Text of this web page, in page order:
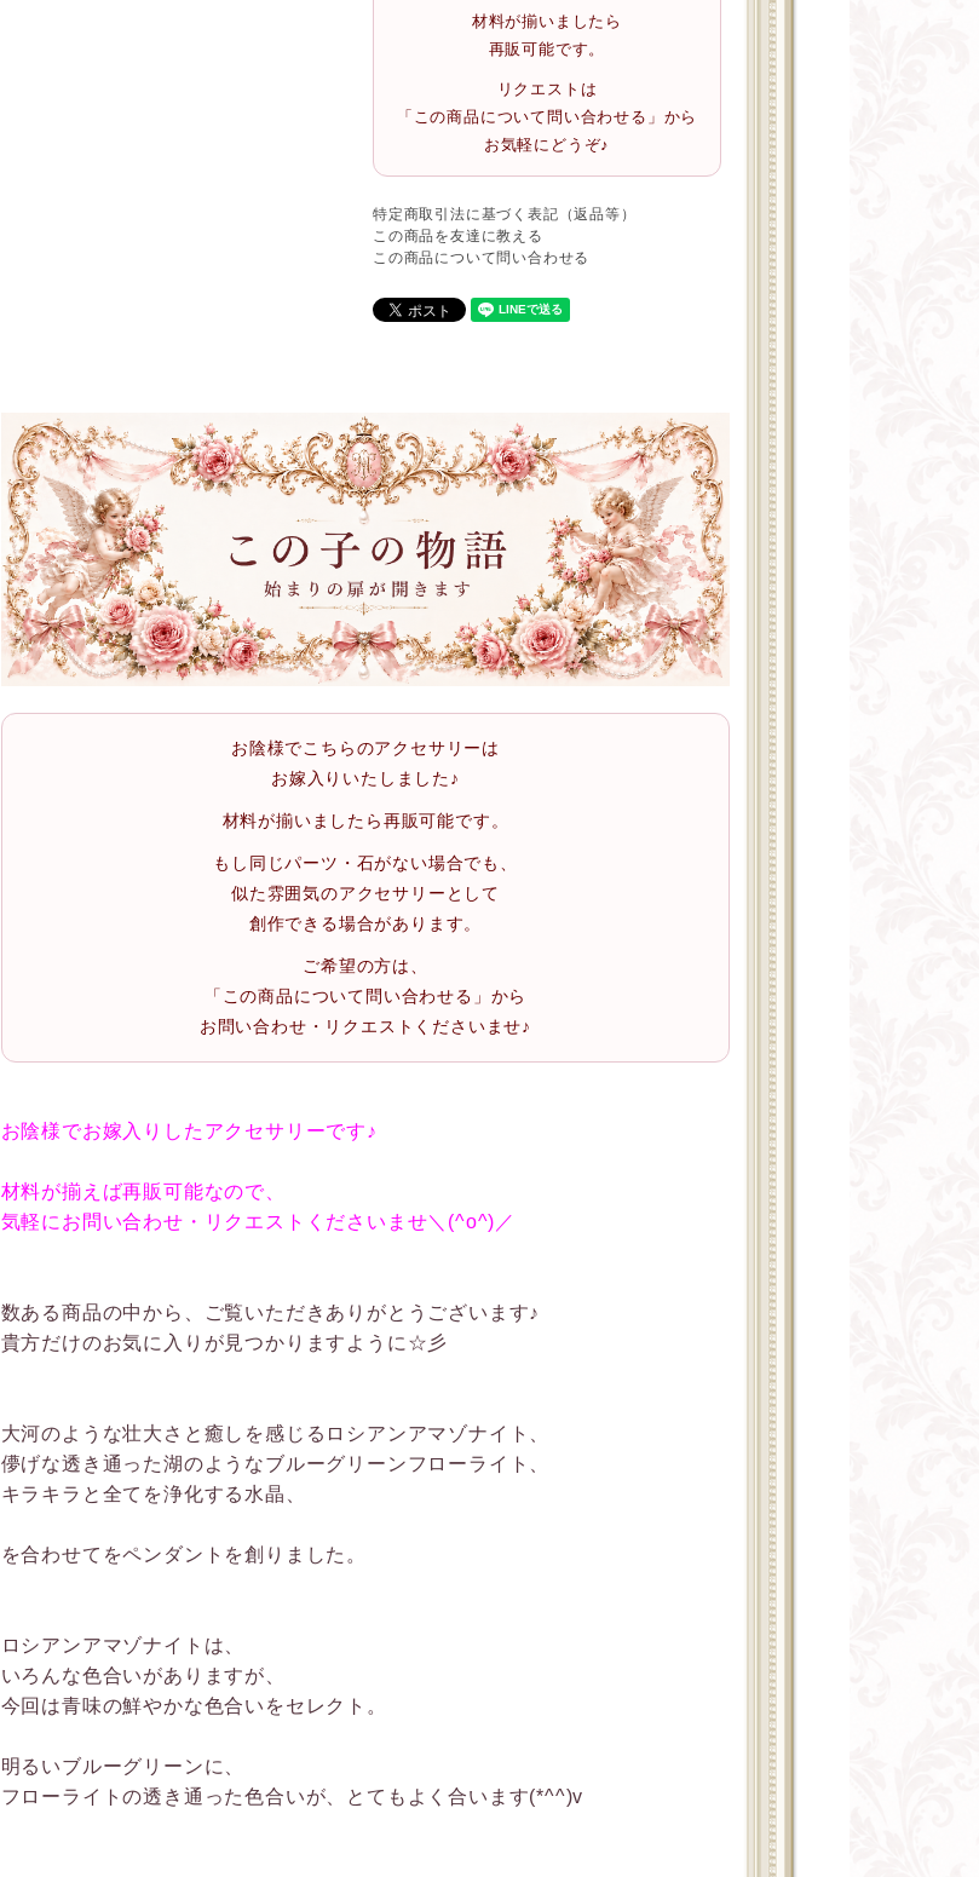
材料が揃いましたら
再販可能です。
リクエストは
「この商品について問い合わせる」から
お気軽にどうぞ♪
特定商取引法に基づく表記（返品等）
この商品を友達に教える
この商品について問い合わせる
お陰様でこちらのアクセサリーは
お嫁入りいたしました♪
材料が揃いましたら再販可能です。
もし同じパーツ・石がない場合でも、
似た雰囲気のアクセサリーとして
創作できる場合があります。
ご希望の方は、
「この商品について問い合わせる」から
お問い合わせ・リクエストくださいませ♪
お陰様でお嫁入りしたアクセサリーです♪
材料が揃えば再販可能なので、
気軽にお問い合わせ・リクエストくださいませ＼(^o^)／
数ある商品の中から、ご覧いただきありがとうございます♪
貴方だけのお気に入りが見つかりますように☆彡
大河のような壮大さと癒しを感じるロシアンアマゾナイト、
儚げな透き通った湖のようなブルーグリーンフローライト、
キラキラと全てを浄化する水晶、
を合わせてをペンダントを創りました。
ロシアンアマゾナイトは、
いろんな色合いがありますが、
今回は青味の鮮やかな色合いをセレクト。
明るいブルーグリーンに、
フローライトの透き通った色合いが、とてもよく合います(*^^)v